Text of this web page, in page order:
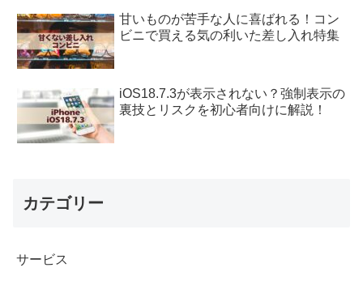
甘いものが苦手な人に喜ばれる！コン
ビニで買える気の利いた差し入れ特集
iOS18.7.3が表示されない？強制表示の
裏技とリスクを初心者向けに解説！
カテゴリー
サービス